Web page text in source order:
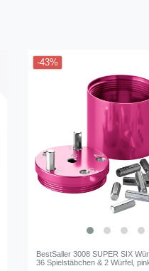
-43%
BestSaller 3008 SUPER SIX
36 Spielstäbchen & 2 Würfel,